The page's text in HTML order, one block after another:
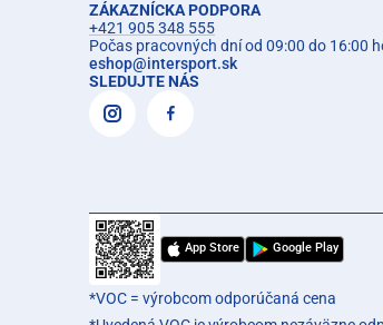
ZÁKAZNÍCKA PODPORA
+421 905 348 555
Počas pracovných dní od 09:00 do 16:00
eshop@intersport.sk
SLEDUJTE NÁS
App Store Google Play
*VOC = výrobcom odporúčaná cena